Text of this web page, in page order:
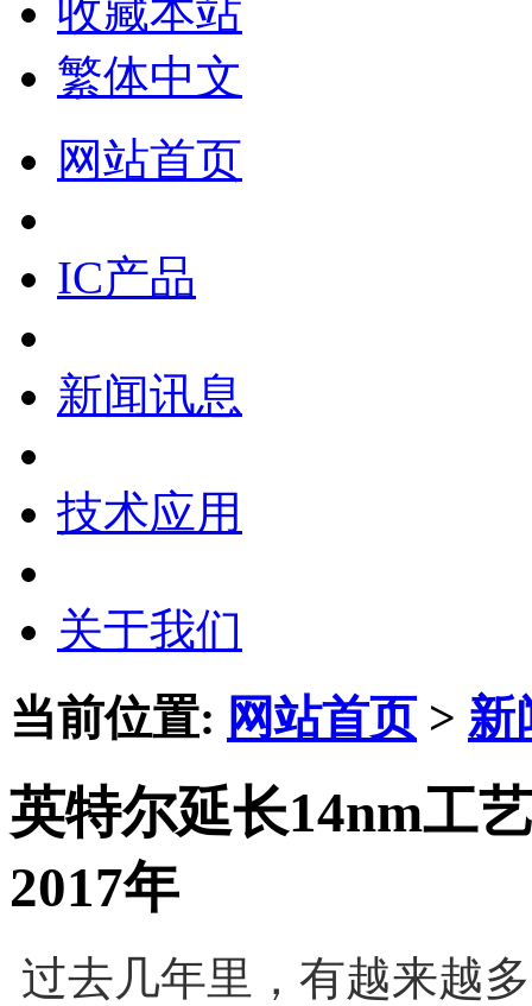
收藏本站
繁体中文
网站首页
IC产品
新闻讯息
技术应用
关于我们
当前位置: 网站首页> 新
英特尔延长14nm工
2017年
过去几年里，有越来越